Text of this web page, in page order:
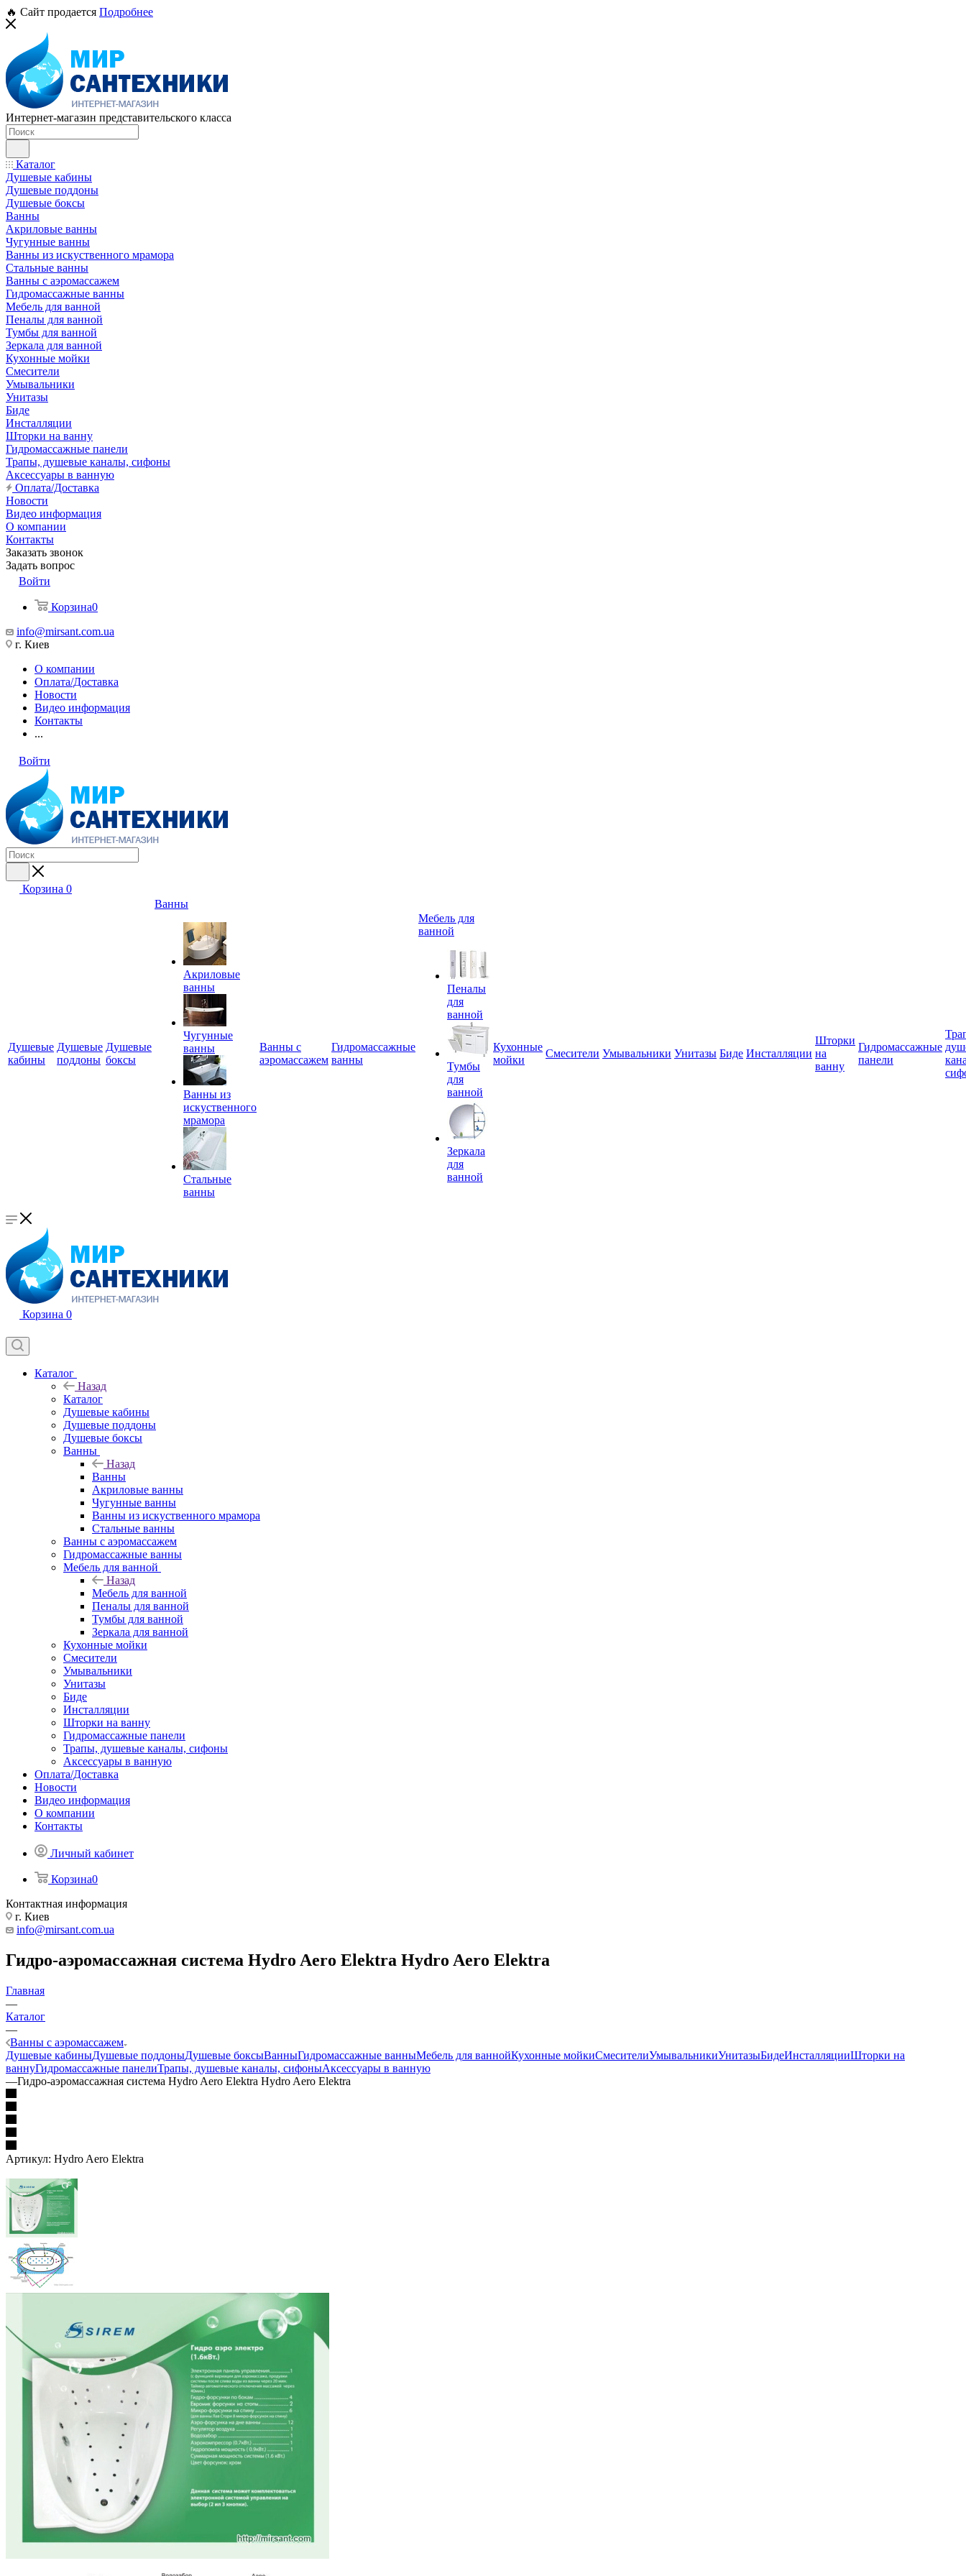
🔥 Сайт продается Подробнее
Интернет-магазин представительского класса
Каталог
Душевые кабины
Душевые поддоны
Душевые боксы
Ванны
Акриловые ванны
Чугунные ванны
Ванны из искуственного мрамора
Стальные ванны
Ванны с аэромассажем
Гидромассажные ванны
Мебель для ванной
Пеналы для ванной
Тумбы для ванной
Зеркала для ванной
Кухонные мойки
Смесители
Умывальники
Унитазы
Биде
Инсталляции
Шторки на ванну
Гидромассажные панели
Трапы, душевые каналы, сифоны
Аксессуары в ванную
Оплата/Доставка
Новости
Видео информация
О компании
Контакты
Заказать звонок
Задать вопрос
Войти
Корзина0
info@mirsant.com.ua
г. Киев
О компании
Оплата/Доставка
Новости
Видео информация
Контакты
...
Войти
Корзина 0
Душевые
кабины
Душевые
поддоны
Душевые
боксы
Ванны
Акриловые
ванны
Чугунные
ванны
Ванны из
искуственного
мрамора
Стальные
ванны
Ванны с
аэромассажем
Гидромассажные
ванны
Мебель для
ванной
Пеналы
для
ванной
Тумбы
для
ванной
Зеркала
для
ванной
Кухонные
мойки
Смесители Умывальники Унитазы Биде Инсталляции
Шторки
на
ванну
Гидромассажные
панели
Корзина 0
Каталог
Назад
Каталог
Душевые кабины
Душевые поддоны
Душевые боксы
Ванны
Назад
Ванны
Акриловые ванны
Чугунные ванны
Ванны из искуственного мрамора
Стальные ванны
Ванны с аэромассажем
Гидромассажные ванны
Мебель для ванной
Назад
Мебель для ванной
Пеналы для ванной
Тумбы для ванной
Зеркала для ванной
Кухонные мойки
Смесители
Умывальники
Унитазы
Биде
Инсталляции
Шторки на ванну
Гидромассажные панели
Трапы, душевые каналы, сифоны
Аксессуары в ванную
Оплата/Доставка
Новости
Видео информация
О компании
Контакты
Личный кабинет
Корзина0
Контактная информация
г. Киев
info@mirsant.com.ua
Гидро-аэромассажная система Hydro Aero Elektra Hydro Aero Elektra
Главная
—
Каталог
—
Ванны с аэромассажем
Душевые кабиныДушевые поддоныДушевые боксыВанныГидромассажные ванныМебель для ваннойКухонные мойкиСмесителиУмывальникиУнитазыБидеИнсталляцииШторки на
ваннуГидромассажные панелиТрапы, душевые каналы, сифоныАксессуары в ванную
—Гидро-аэромассажная система Hydro Aero Elektra Hydro Aero Elektra
Артикул: Hydro Aero Elektra